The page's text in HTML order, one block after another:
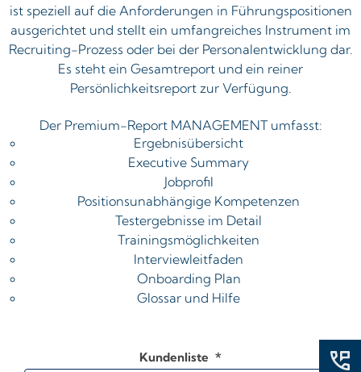
ist speziell auf die Anforderungen in Führungspositionen
ausgerichtet und stellt ein umfangreiches Instrument im
Recruiting-Prozess oder bei der Personalentwicklung dar.
Es steht ein Gesamtreport und ein reiner
Persönlichkeitsreport zur Verfügung.
Der Premium-Report MANAGEMENT umfasst:
Ergebnisübersicht
Executive Summary
Jobprofil
Positionsunabhängige Kompetenzen
Testergebnisse im Detail
Trainingsmöglichkeiten
Interviewleitfaden
Onboarding Plan
Glossar und Hilfe
Kundenliste *